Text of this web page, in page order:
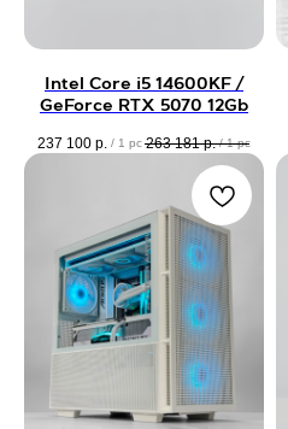
Intel Core i5 14600KF /
GeForce RTX 5070 12Gb
237 100 р. / 1 pc 263 181 р. / 1 pc